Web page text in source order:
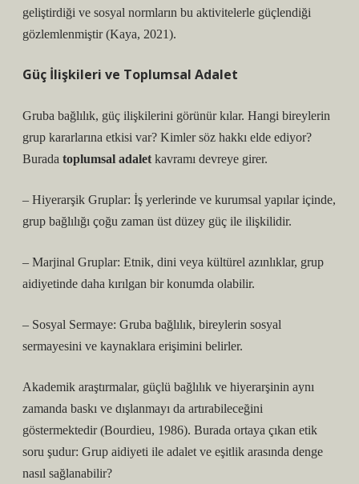
geliştirdiği ve sosyal normların bu aktivitelerle güçlendiği
gözlemlenmiştir (Kaya, 2021).
Güç İlişkileri ve Toplumsal Adalet
Gruba bağlılık, güç ilişkilerini görünür kılar. Hangi bireylerin
grup kararlarına etkisi var? Kimler söz hakkı elde ediyor?
Burada toplumsal adalet kavramı devreye girer.
– Hiyerarşik Gruplar: İş yerlerinde ve kurumsal yapılar içinde,
grup bağlılığı çoğu zaman üst düzey güç ile ilişkilidir.
– Marjinal Gruplar: Etnik, dini veya kültürel azınlıklar, grup
aidiyetinde daha kırılgan bir konumda olabilir.
– Sosyal Sermaye: Gruba bağlılık, bireylerin sosyal
sermayesini ve kaynaklara erişimini belirler.
Akademik araştırmalar, güçlü bağlılık ve hiyerarşinin aynı
zamanda baskı ve dışlanmayı da artırabileceğini
göstermektedir (Bourdieu, 1986). Burada ortaya çıkan etik
soru şudur: Grup aidiyeti ile adalet ve eşitlik arasında denge
nasıl sağlanabilir?